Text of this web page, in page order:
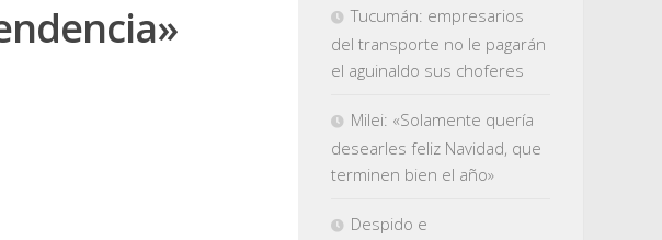
Tucumán: empresarios
del transporte no le pagarán
el aguinaldo sus choferes
Milei: «Solamente quería
desearles feliz Navidad, que
terminen bien el año»
Despido e